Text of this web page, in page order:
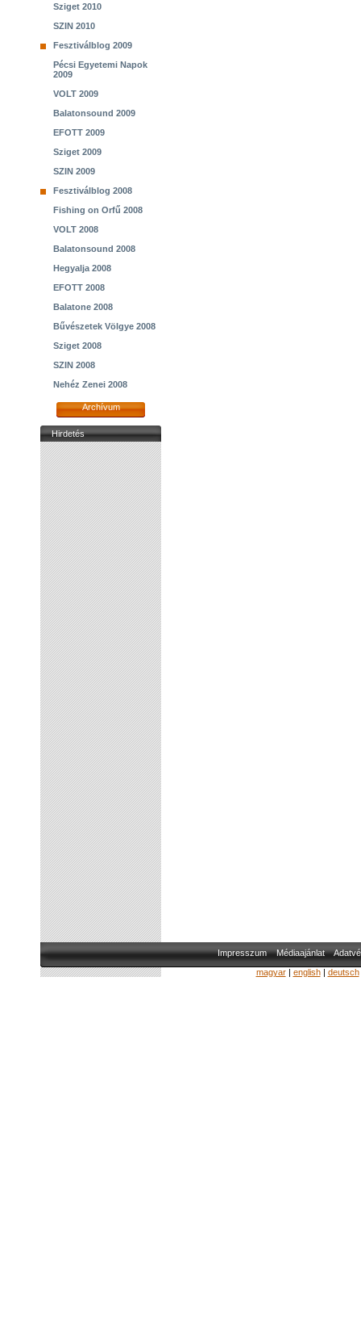
Sziget 2010
SZIN 2010
Fesztiválblog 2009
Pécsi Egyetemi Napok
2009
VOLT 2009
Balatonsound 2009
EFOTT 2009
Sziget 2009
SZIN 2009
Fesztiválblog 2008
Fishing on Orfű 2008
VOLT 2008
Balatonsound 2008
Hegyalja 2008
EFOTT 2008
Balatone 2008
Bűvészetek Völgye 2008
Sziget 2008
SZIN 2008
Nehéz Zenei 2008
Archívum
Hirdetés
Impresszum Médiaajánlat
magyar| english| deutsch